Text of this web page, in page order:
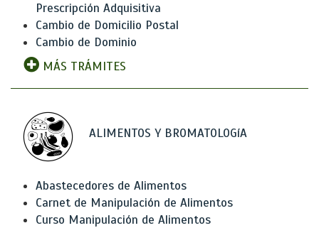
Prescripción Adquisitiva
Cambio de Domicilio Postal
Cambio de Dominio
MÁS TRÁMITES
ALIMENTOS Y BROMATOLOGíA
Abastecedores de Alimentos
Carnet de Manipulación de Alimentos
Curso Manipulación de Alimentos